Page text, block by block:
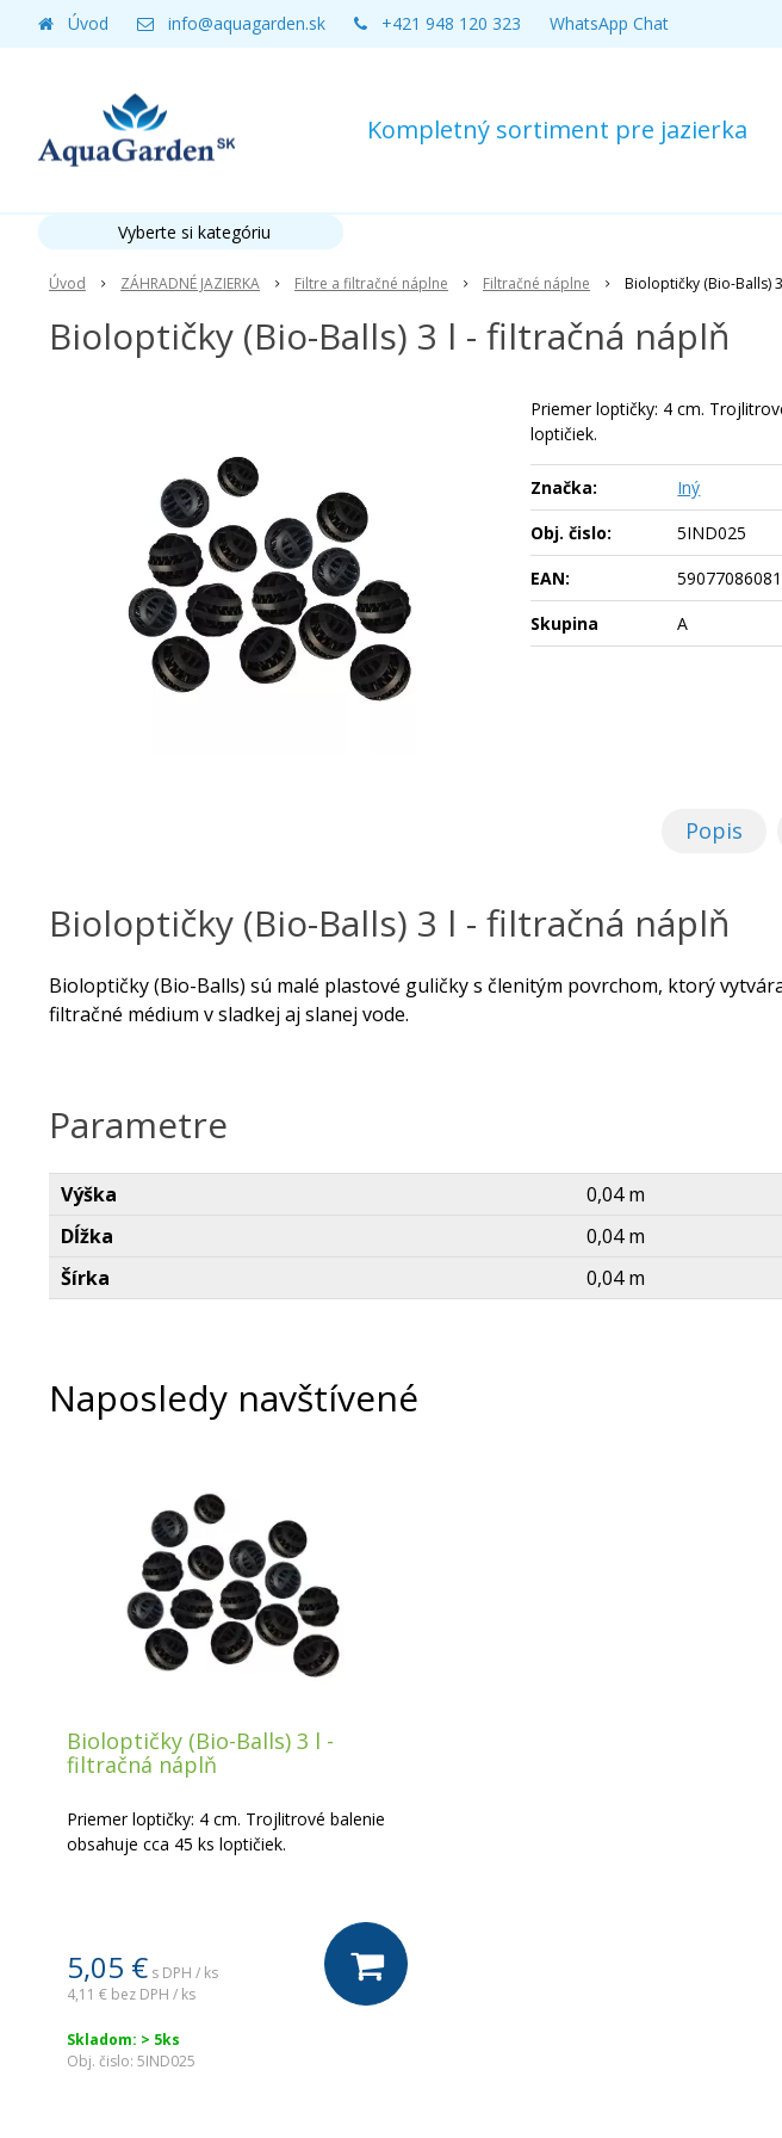
Kompletný sortiment pre jazierka
Úvod info@aquagarden.sk +421 948 120 323 WhatsApp Chat
Úvod ZÁHRADNÉ JAZIERKA Filtre a filtračné náplne Filtračné náplne Bioloptičky (Bio-Balls)
Bioloptičky (Bio-Balls) 3 l - filtračná náplň
Priemer loptičky: 4 cm.
loptičiek.
Značka:
Iný
Obj. čislo:
5IND025
EAN:
Skupina
A
Popis
Bioloptičky (Bio-Balls) 3 l - filtračná náplň
Bioloptičky (Bio-Balls) sú malé plastové guličky s členitým povrchom, ktorý
filtračné médium v sladkej aj slanej vode.
Parametre
Výška
0,04 m
Dĺžka
0,04 m
Šírka
0,04 m
Naposledy navštívené
Bioloptičky (Bio-Balls) 3 l -
filtračná náplň
Priemer loptičky: 4 cm. Trojlitrové balenie
obsahuje cca 45 ks loptičiek.
5,05 € s DPH / ks
4,11 € bez DPH / ks
Skladom: > 5ks
Obj. čislo: 5IND025
Vyberte si kategóriu